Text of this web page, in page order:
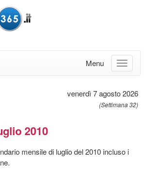
Menu
venerdì 7 agosto 2026
(Settimana 32)
2010
mensile di luglio del 2010 incluso i